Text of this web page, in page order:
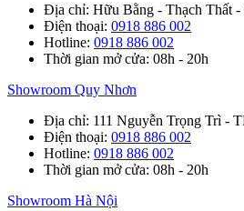
Địa chỉ: Hữu Bằng - Thạch Thất
Điện thoại: 0918 886 002
Hotline: 0918 886 002
Thời gian mở cửa: 08h - 20h
Showroom Quy Nhơn
Địa chỉ: 111 Nguyễn Trọng Trì -
Điện thoại: 0918 886 002
Hotline: 0918 886 002
Thời gian mở cửa: 08h - 20h
Showroom Hà Nội